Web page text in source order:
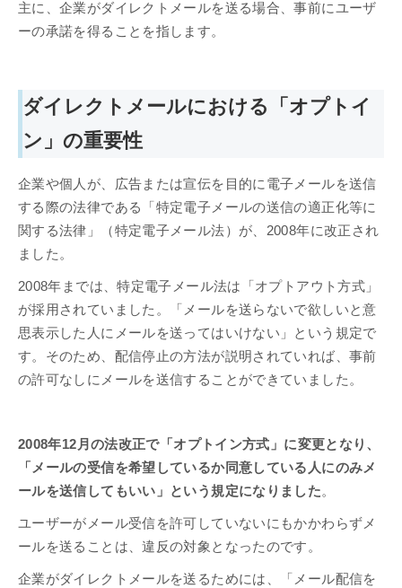
主に、企業がダイレクトメールを送る場合、事前にユーザ
ーの承諾を得ることを指します。
ダイレクトメールにおける「オプトイ
ン」の重要性
企業や個人が、広告または宣伝を目的に電子メールを送信
する際の法律である「特定電子メールの送信の適正化等に
関する法律」（特定電子メール法）が、2008年に改正され
ました。
2008年までは、特定電子メール法は「オプトアウト方式」
が採用されていました。「メールを送らないで欲しいと意
思表示した人にメールを送ってはいけない」という規定で
す。そのため、配信停止の方法が説明されていれば、事前
の許可なしにメールを送信することができていました。
2008年12月の法改正で「オプトイン方式」に変更となり、
「メールの受信を希望しているか同意している人にのみメ
ールを送信してもいい」という規定になりました。
ユーザーがメール受信を許可していないにもかかわらずメ
ールを送ることは、違反の対象となったのです。
企業がダイレクトメールを送るためには、「メール配信を